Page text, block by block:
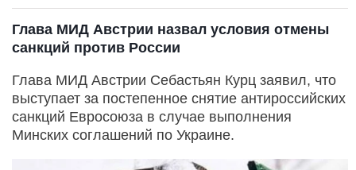
Глава МИД Австрии назвал условия отмены
санкций против России
Глава МИД Австрии Себастьян Курц заявил, что
выступает за постепенное снятие антироссийских
санкций Евросоюза в случае выполнения
Минских соглашений по Украине.